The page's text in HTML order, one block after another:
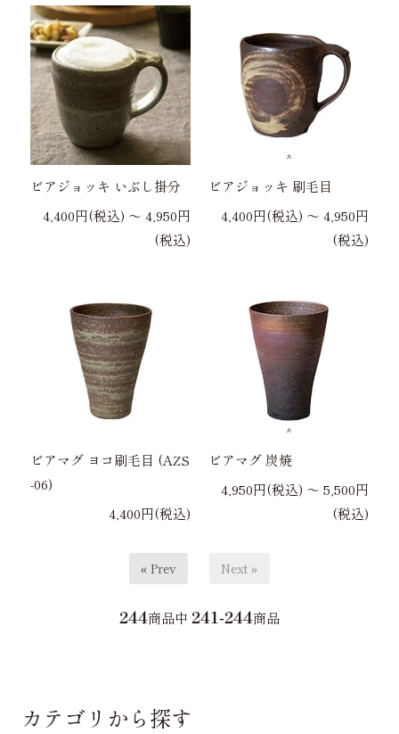
ビアジョッキ いぶし掛分
4,400円(税込) 〜 4,950円
(税込)
ビアジョッキ 刷毛目
4,400円(税込) 〜 4,950円
(税込)
ビアマグ ヨコ刷毛目 (AZS
-06)
4,400円(税込)
ビアマグ 炭焼
4,950円(税込) 〜 5,500円
(税込)
« Prev Next »
244商品中 241-244商品
カテゴリから探す